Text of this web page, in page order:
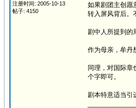
注册时间: 2005-10-13
帖子: 4150
如果剧团主创愿
转入屏风背后。
剧中人所提到的
作为母亲，牟丹
同理，对国际
个字即可。
剧本特意适当引